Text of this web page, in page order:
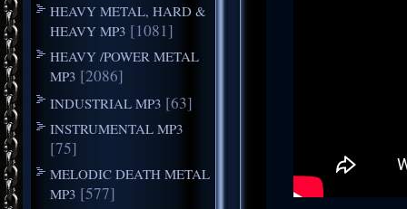
HEAVY METAL, HARD &
HEAVY MP3 [1081]
HEAVY /POWER METAL
MP3 [2086]
INDUSTRIAL MP3 [63]
INSTRUMENTAL MP3
[75]
MELODIC DEATH METAL
MP3 [577]